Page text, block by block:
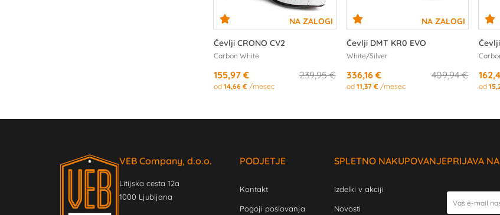
Čevlji CRONO CV2
Carbon White
239,95 €
155,97 €
od14,66 € /mesec
Čevlji DMT KR0 EVO
White/Silver
409,94 €
336,16 €
od 11,37 € /mesec od
VEB Company, d.o.o.
Litijska cesta 12a
1000 Ljubljana
PODJETJE
Kontakt
Pogoji poslovanja
SPLETNO NAKUPOVANJE
Izdelki v akciji
Novosti
PRIJAVA